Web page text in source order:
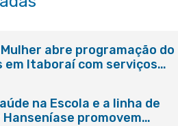
abre programação do
em Itaboraí com serviços
na Escola e a linha de
Hanseníase promovem